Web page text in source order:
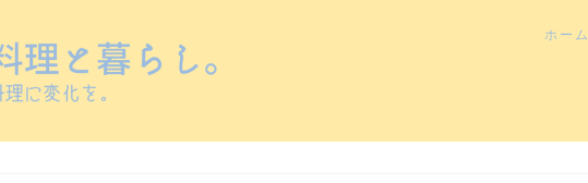
ホーム